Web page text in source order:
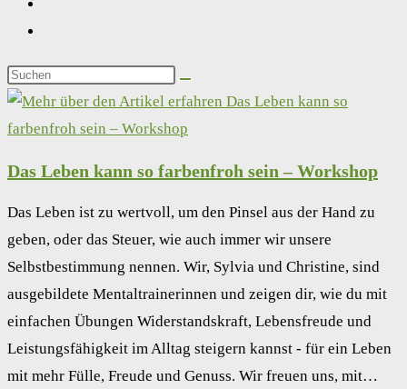
Das Leben kann so farbenfroh sein – Workshop
Das Leben ist zu wertvoll, um den Pinsel aus der Hand zu
geben, oder das Steuer, wie auch immer wir unsere
Selbstbestimmung nennen. Wir, Sylvia und Christine, sind
ausgebildete Mentaltrainerinnen und zeigen dir, wie du mit
einfachen Übungen Widerstandskraft, Lebensfreude und
Leistungsfähigkeit im Alltag steigern kannst - für ein Leben
mit mehr Fülle, Freude und Genuss. Wir freuen uns, mit…